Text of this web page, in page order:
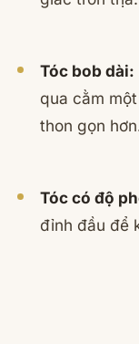
Tóc bob dài:
qua cằm
thon gọn
Tóc có độ
đỉnh đầu để